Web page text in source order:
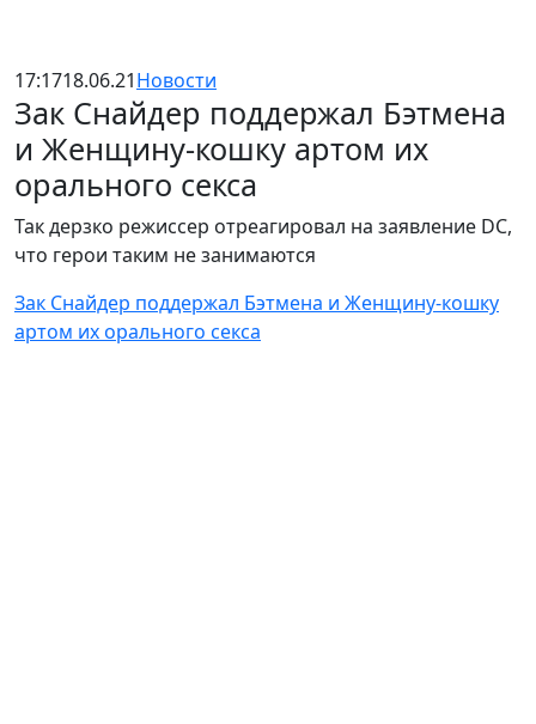
17:1718.06.21Новости
Зак Снайдер поддержал Бэтмена
и Женщину-кошку артом их
орального секса
Так дерзко режиссер отреагировал на заявление DC,
что герои таким не занимаются
Зак Снайдер поддержал Бэтмена и Женщину-кошку
артом их орального секса